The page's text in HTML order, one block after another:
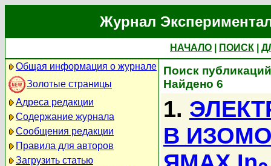
Журнал
НАЧАЛО ПОИСК
Общая информация о журнале
Золотые страницы
Адреса редакции
Содержание журнала
Сообщения редакции
Правила для авторов
Загрузить статью
Поиск
Найдено 6
1.
В